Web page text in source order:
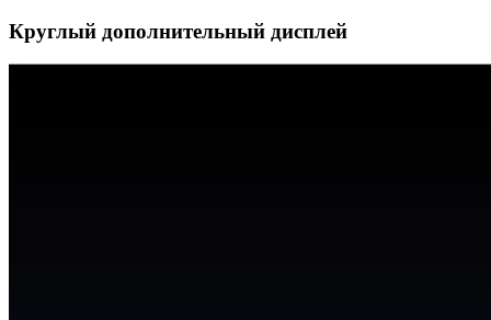
Круглый дополнительный дисплей